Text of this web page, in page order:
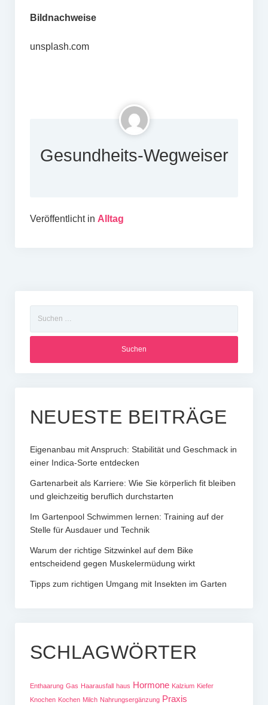
Bildnachweise
unsplash.com
Gesundheits-Wegweiser
Veröffentlicht in Alltag
NEUESTE BEITRÄGE
Eigenanbau mit Anspruch: Stabilität und Geschmack in
einer Indica-Sorte entdecken
Gartenarbeit als Karriere: Wie Sie körperlich fit bleiben
und gleichzeitig beruflich durchstarten
Im Gartenpool Schwimmen lernen: Training auf der
Stelle für Ausdauer und Technik
Warum der richtige Sitzwinkel auf dem Bike
entscheidend gegen Muskelermüdung wirkt
Tipps zum richtigen Umgang mit Insekten im Garten
SCHLAGWÖRTER
Enthaarung Gas Haarausfall haus Hormone Kalzium Kiefer
Knochen Kochen Milch Nahrungsergänzung Praxis